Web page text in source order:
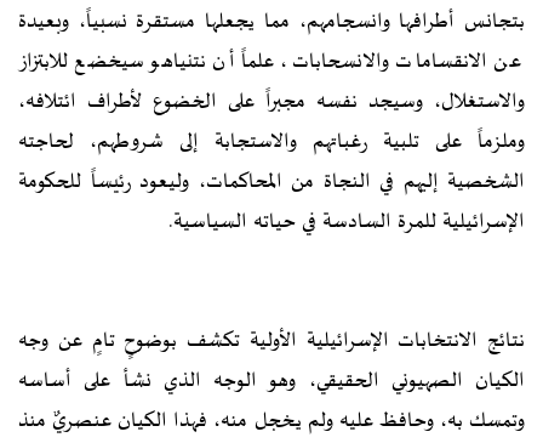
بتجانس أطرافها وانسجامهم، مما يجعلها مستقرة نسبياً، وبعيدة
عن الانقسامات والانسحابات، علماً أن نتنياهو سيخضع للابتزاز
والاستغلال، وسيجد نفسه مجبراً على الخضوع لأطراف ائتلافه،
وملزماً على تلبية رغباتهم والاستجابة إلى شروطهم، لحاجته
الشخصية إليهم في النجاة من المحاكمات، وليعود رئيساً للحكومة
الإسرائيلية للمرة السادسة في حياته السياسية.
نتائج الانتخابات الإسرائيلية الأولية تكشف بوضوحٍ تامٍ عن وجه
الكيان الصهيوني الحقيقي، وهو الوجه الذي نشأ على أساسه
وتمسك به، وحافظ عليه ولم يخجل منه، فهذا الكيان عنصريٌ منذ